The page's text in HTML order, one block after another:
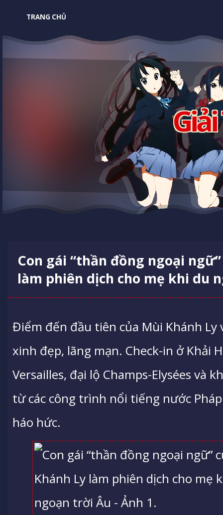
TRANG CHỦ
Con gái “thần đồng ngoại
làm phiên dịch cho mẹ khi du
Điểm đến đầu tiên của Mùi Khánh Ly
xinh đẹp, lãng mạn. Check-in ở Khải
Versailles, đại lộ Champs-Elysées và
từ các công trình nổi tiếng nước
háo hức.